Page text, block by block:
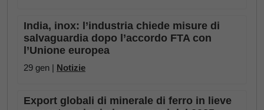
India, inox: l’industria chiede misure di
salvaguardia dopo l’accordo FTA con
l’Unione europea
29 gen | Notizie
Export globali di minerale di ferro in lieve